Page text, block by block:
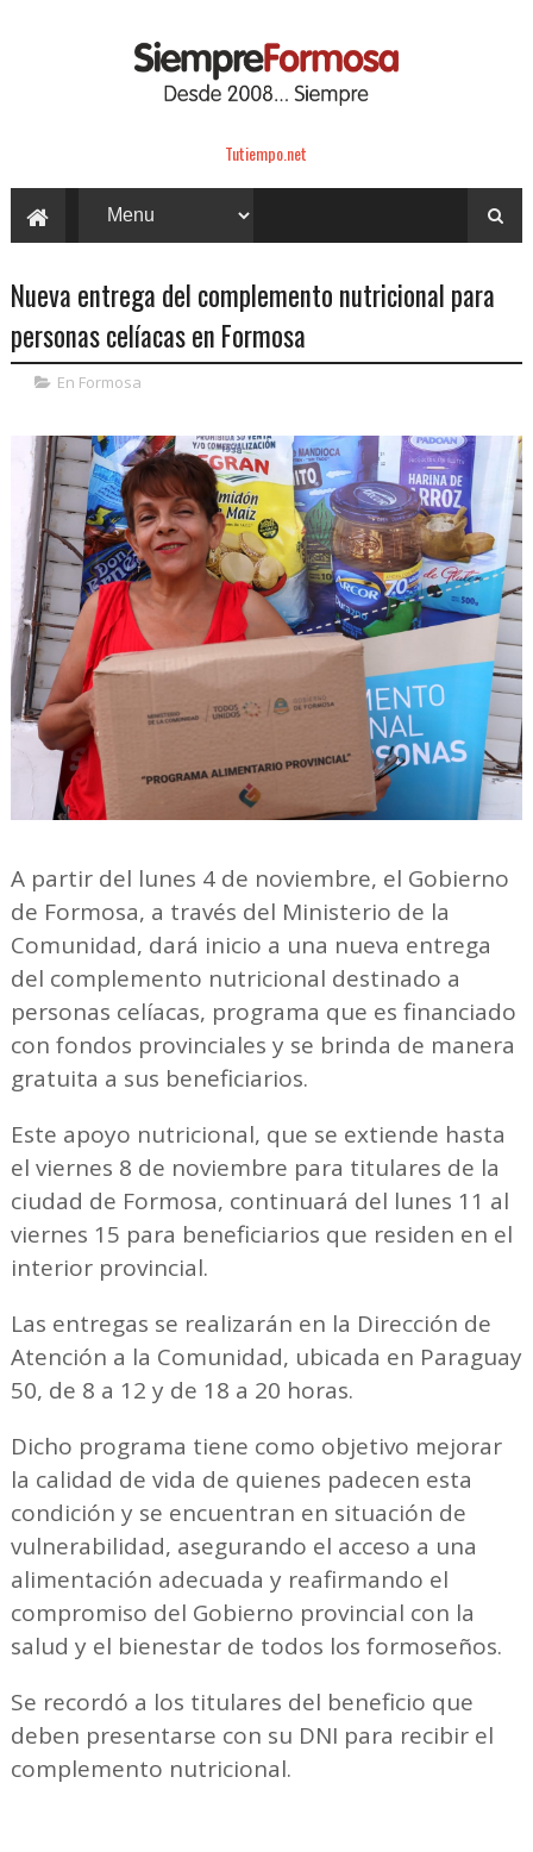
Tutiempo.net
Nueva entrega del complemento nutricional para
personas celíacas en Formosa
En Formosa
A partir del lunes 4 de noviembre, el Gobierno
de Formosa, a través del Ministerio de la
Comunidad, dará inicio a una nueva entrega
del complemento nutricional destinado a
personas celíacas, programa que es financiado
con fondos provinciales y se brinda de manera
gratuita a sus beneficiarios.
Este apoyo nutricional, que se extiende hasta
el viernes 8 de noviembre para titulares de la
ciudad de Formosa, continuará del lunes 11 al
viernes 15 para beneficiarios que residen en el
interior provincial.
Las entregas se realizarán en la Dirección de
Atención a la Comunidad, ubicada en Paraguay
50, de 8 a 12 y de 18 a 20 horas.
Dicho programa tiene como objetivo mejorar
la calidad de vida de quienes padecen esta
condición y se encuentran en situación de
vulnerabilidad, asegurando el acceso a una
alimentación adecuada y reafirmando el
compromiso del Gobierno provincial con la
salud y el bienestar de todos los formoseños.
Se recordó a los titulares del beneficio que
deben presentarse con su DNI para recibir el
complemento nutricional.